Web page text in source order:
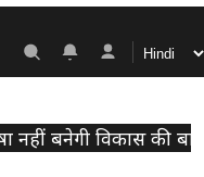
नहीं बनेगी विकास की